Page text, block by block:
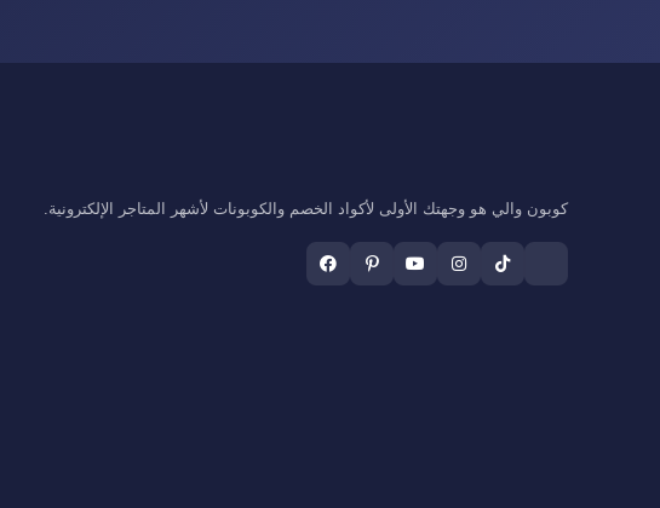
كوبون والي هو وجهتك الأولى لأكواد الخصم والكوبونات لأشهر المتاجر الإلكترونية.